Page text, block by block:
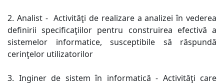
2. Analist - Activităţi de realizare a analizei în vederea
definirii specificaţiilor pentru construirea efectivă a
sistemelor informatice, susceptibile să răspundă
cerinţelor utilizatorilor
3. Inginer de sistem în informatică - Activităţi care